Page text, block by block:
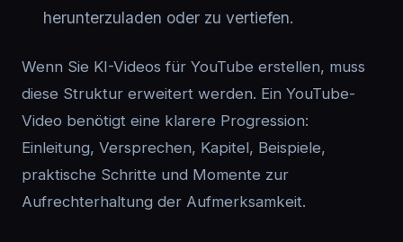
herunterzuladen oder zu vertiefen.
Wenn Sie KI-Videos für YouTube erstellen, muss
diese Struktur erweitert werden. Ein YouTube-
Video benötigt eine klarere Progression:
Einleitung, Versprechen, Kapitel, Beispiele,
praktische Schritte und Momente zur
Aufrechterhaltung der Aufmerksamkeit.